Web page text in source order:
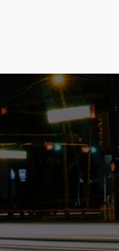
مظلات الحارثي نقوم